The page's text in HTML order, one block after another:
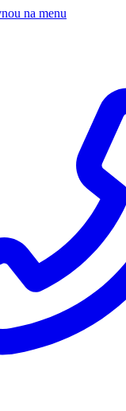
na menu